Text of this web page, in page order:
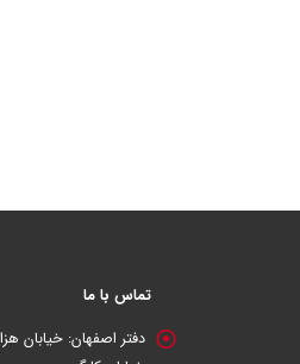
تماس با ما
دفتر اصفهان: خیابان